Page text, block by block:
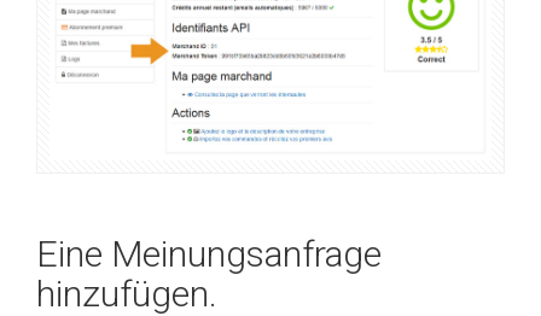
Eine Meinungsanfrage
hinzufügen.